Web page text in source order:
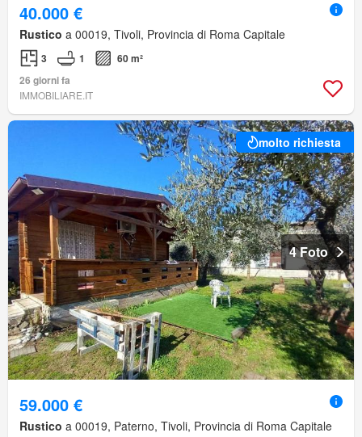
40.000 €
Rustico a 00019, Tivoli, Provincia di Roma Capitale
3 1
60 m²
26 giorni fa
IMMOBILIARE.IT
molto richiesta
4 Foto
59.000 €
Rustico a 00019, Paterno, Tivoli, Provincia di Roma Capitale